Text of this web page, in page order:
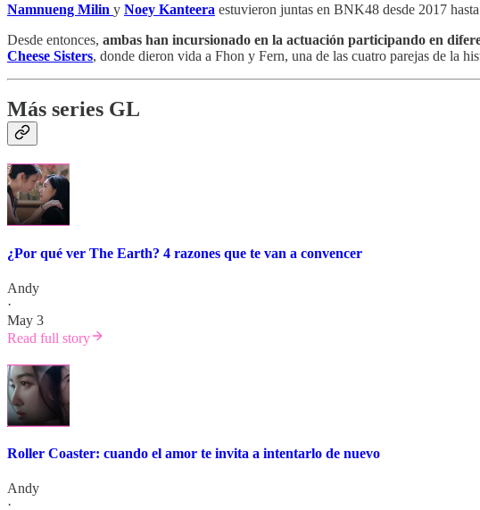
Namnueng Milin y Noey Kanteera estuvieron juntas en BNK48 desde 2017
Desde entonces, ambas han incursionado en la actuación participando en
Cheese Sisters, donde dieron vida a Fhon y Fern, una de las cuatro parejas de la
Más series GL
¿Por qué ver The Earth? 4 razones que te van a convencer
Andy
·
May 3
Read full story
Roller Coaster: cuando el amor te invita a intentarlo de nuevo
Andy
·